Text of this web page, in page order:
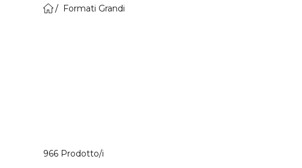
Formati Grandi
966 Prodotto/i